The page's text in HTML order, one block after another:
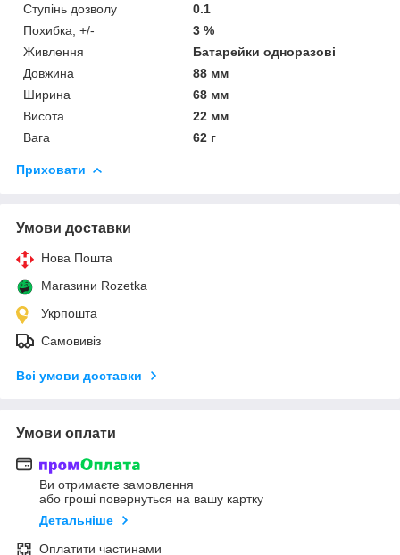
Ступінь дозволу
0.1
Похибка, +/-
3 %
Живлення
Батарейки одноразові
Довжина
88 мм
Ширина
68 мм
Висота
22 мм
Вага
62 г
Приховати
Умови доставки
Нова Пошта
Магазини Rozetka
Укрпошта
Самовивіз
Всі умови доставки
Умови оплати
Ви отримаєте замовлення
або гроші повернуться на вашу картку
Детальніше
Оплатити частинами